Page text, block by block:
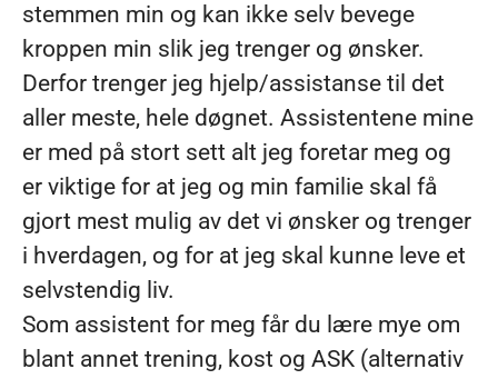
stemmen min og kan ikke selv bevege
kroppen min slik jeg trenger og ønsker.
Derfor trenger jeg hjelp/assistanse til det
aller meste, hele døgnet. Assistentene mine
er med på stort sett alt jeg foretar meg og
er viktige for at jeg og min familie skal få
gjort mest mulig av det vi ønsker og trenger
i hverdagen, og for at jeg skal kunne leve et
selvstendig liv.
Som assistent for meg får du lære mye om
blant annet trening, kost og ASK (alternativ